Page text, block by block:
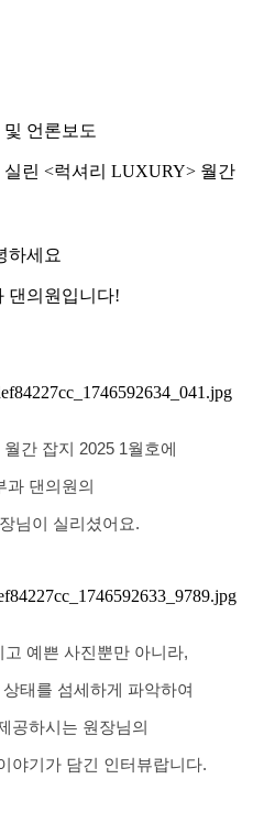
언론보도
린 <럭셔리 LUXURY> 월간
하세요
댄의원입니다!
간 잡지 2025 1월호에
과 댄의원의
님이 실리셨어요.
예쁜 사진뿐만 아니라,
태를 섬세하게 파악하여
공하시는 원장님의
야기가 담긴 인터뷰랍니다.